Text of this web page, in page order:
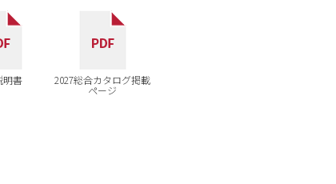
明書 2027総合カタログ掲載
ページ